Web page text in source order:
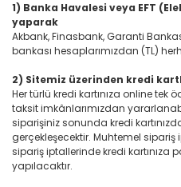
1) Banka Havalesi veya EFT
yaparak
Akbank, Finasbank, Garanti
bankası hesaplarımızdan (TL)
2) Sitemiz üzerinden kredi
Her türlü kredi kartınıza online
taksit imkânlarımızdan
siparişiniz sonunda kredi
gerçekleşecektir. Muhtemel
sipariş iptallerinde kredi kartınıza
yapılacaktır.